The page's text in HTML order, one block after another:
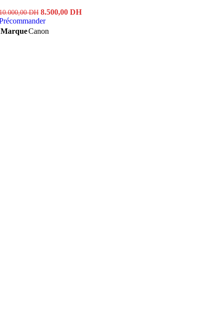
DH Le
prix
initial
8.500,00 DHLe
MarqueCanon